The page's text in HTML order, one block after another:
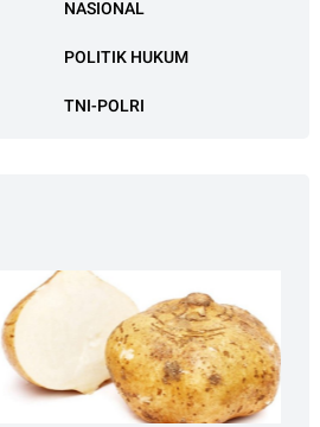
NASIONAL
POLITIK HUKUM
TNI-POLRI